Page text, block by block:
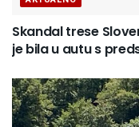
Skandal trese
je bila u autu s